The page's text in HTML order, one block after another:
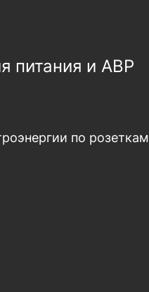
питания и АВР
по розеткам